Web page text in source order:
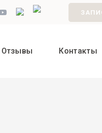
Отзывы Контакты